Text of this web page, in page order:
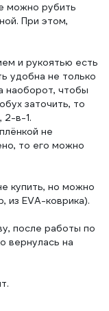
можно рубить
При этом,
и рукоятью есть
удобна не только
наоборот, чтобы
заточить, то
2-в-1.
не
то его можно
купить, но можно
из EVA-коврика).
после работы по
вернулась на